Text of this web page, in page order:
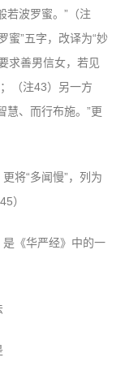
若波罗蜜。”（注
蜜”五字，改译为“妙
求善男信女，若见
（注43）另一方
慧、而行布施。”更
将“多闻慢”，列为
）
《华严经》中的一